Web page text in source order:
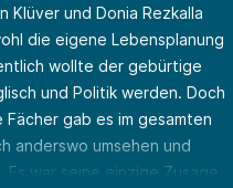
und Donia Rezkalla
die eigene Lebensplanung
wollte der gebürtige
und Politik werden. Doch
gab es im gesamten
anderswo umsehen und
Es war seine einzige Zusage.